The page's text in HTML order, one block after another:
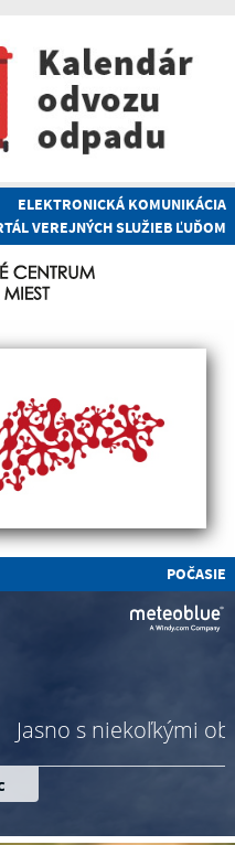
ELEKTRONICKÁ KOMUNIKÁCIA
VEREJNÝCH SLUŽIEB ĽUĎOM
POČASIE